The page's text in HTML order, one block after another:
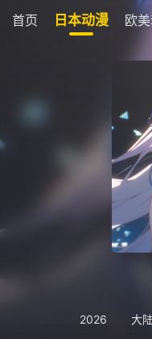
首页 日本动漫 欧
我的观
2026 大